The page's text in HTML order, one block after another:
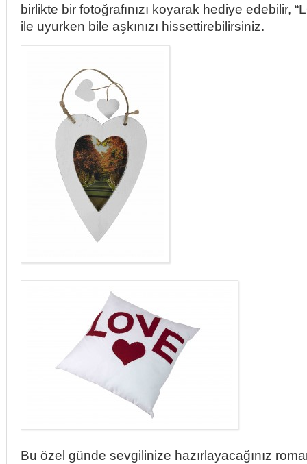
birlikte bir fotoğrafınızı koyarak hediye edebilir,
ile uyurken bile aşkınızı hissettirebilirsiniz.
Bu özel günde sevgilinize hazırlayacağınız